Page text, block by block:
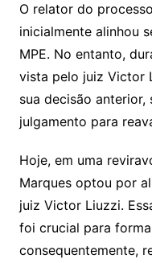
O relator do
inicialmente alinhou
MPE. No entanto,
vista pelo juiz Victor
sua decisão
julgamento para
Hoje, em uma
Marques optou por
juiz Victor Liuzzi.
foi crucial para
consequentemente,